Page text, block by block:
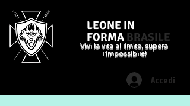
LEONE IN
FORMA BRASILE
Vivi la vita al limite, supera
l'impossibile!
Accedi